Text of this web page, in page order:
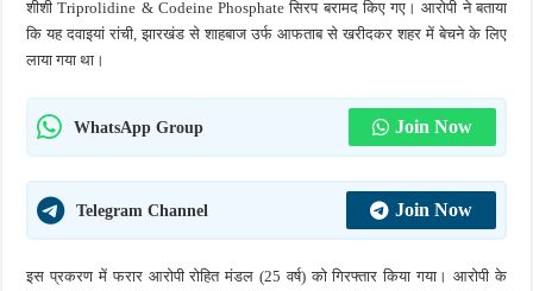
शीशी Triprolidine & Codeine Phosphate सिरप बरामद किए गए। आरोपी ने बताया
कि यह दवाइयां रांची, झारखंड से शाहबाज उर्फ आफताब से खरीदकर शहर में बेचने के लिए
लाया गया था।
WhatsApp Group Join Now
Telegram Channel Join Now
इस प्रकरण में फरार आरोपी रोहित मंडल (25 वर्ष) को गिरफ्तार किया गया। आरोपी के